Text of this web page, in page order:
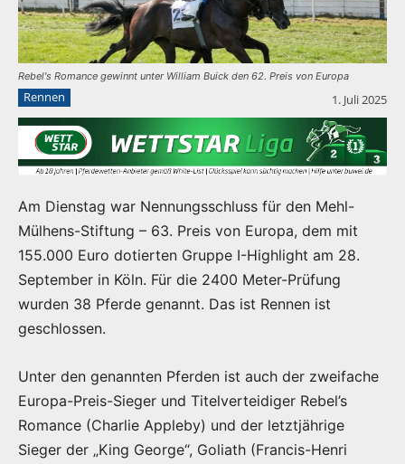
Rebel's Romance gewinnt unter William Buick den 62. Preis von Europa
Rennen 1. Juli 2025
Am Dienstag war Nennungsschluss für den Mehl-
Mülhens-Stiftung – 63. Preis von Europa, dem mit
155.000 Euro dotierten Gruppe I-Highlight am 28.
September in Köln. Für die 2400 Meter-Prüfung
wurden 38 Pferde genannt. Das ist Rennen ist
geschlossen.
Unter den genannten Pferden ist auch der zweifache
Europa-Preis-Sieger und Titelverteidiger Rebel’s
Romance (Charlie Appleby) und der letztjährige
Sieger der „King George“, Goliath (Francis-Henri